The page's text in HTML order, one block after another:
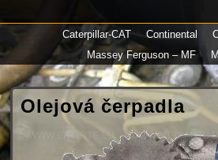
Caterpillar-CAT Continental
Massey Ferguson – MF
Olejová čerpadla